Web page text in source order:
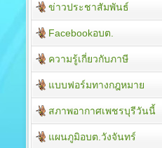
ข่าวประชาสัมพันธ์
Facebookอบต.
ความรู้เกี่ยวกับภาษี
แบบฟอร์มทางกฎหมาย
สภาพอากาศเพชรบุรีวันนี้
แผนภูมิอบต.วังจันทร์